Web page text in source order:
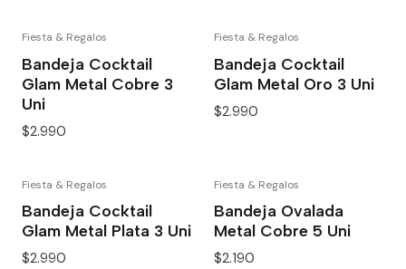
Fiesta & Regalos
Bandeja Cocktail
Glam Metal Cobre 3
Uni
$2.990
Fiesta & Regalos
Bandeja Cocktail
Glam Metal Oro 3 Uni
$2.990
Fiesta & Regalos
Bandeja Cocktail
Glam Metal Plata 3 Uni
$2.990
Fiesta & Regalos
Bandeja Ovalada
Metal Cobre 5 Uni
$2.190